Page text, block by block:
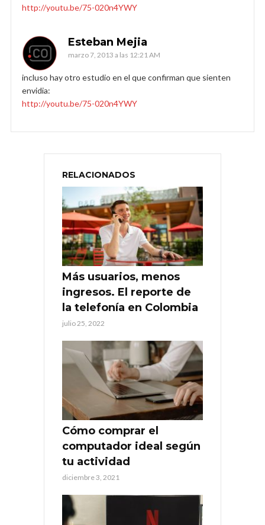
http://youtu.be/75-020n4YWY
Esteban Mejia
marzo 7, 2013 a las 12:21 AM
incluso hay otro estudio en el que confirman que sienten
envidia:
http://youtu.be/75-020n4YWY
RELACIONADOS
Más usuarios, menos
ingresos. El reporte de
la telefonía en Colombia
julio 25, 2022
Cómo comprar el
computador ideal según
tu actividad
diciembre 3, 2021